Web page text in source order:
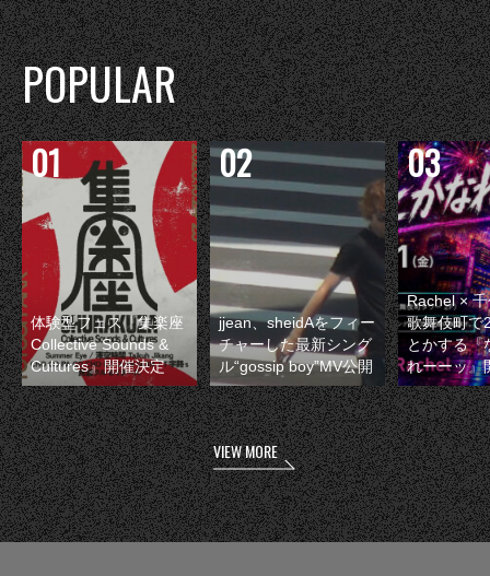
POPULAR
体験型フェス『集楽座
Collective Sounds &
Cultures』開催決定
jjean、sheidAをフィー
チャーした最新シング
ル“gossip boy”MV公開
Rachel ×
歌舞伎町で
とかする『
れーーッ』
VIEW MORE